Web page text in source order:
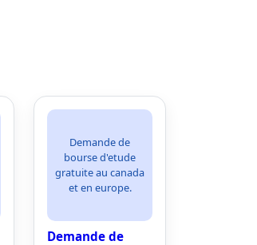
Demande de
bourse d'etude
gratuite au canada
et en europe.
Demande de